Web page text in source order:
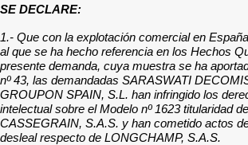
SE DECLARE:
1.- Que con la explotación comercial en
al que se ha hecho referencia en los Hechos
presente demanda, cuya muestra se ha
nº 43, las demandadas SARASWATI
GROUPON SPAIN, S.L. han infringido los
intelectual sobre el Modelo nº 1623 titularidad
CASSEGRAIN, S.A.S. y han cometido actos
desleal respecto de LONGCHAMP, S.A.S.